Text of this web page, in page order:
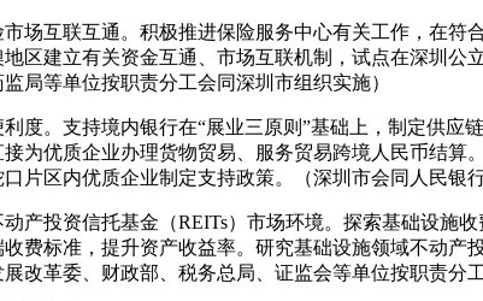
市场互联互通。积极推进保险服务中心有关工作，在
区建立有关资金互通、市场互联机制，试点在深圳
局等单位按职责分工会同深圳市组织实施）
利度。支持境内银行在“展业三原则”基础上，制定供
为优质企业办理货物贸易、服务贸易跨境人民币结
片区内优质企业制定支持政策。（深圳市会同人民银
动产投资信托基金（REITs）市场环境。探索基础设
费标准，提升资产收益率。研究基础设施领域不动
改革委、财政部、税务总局、证监会等单位按职责分